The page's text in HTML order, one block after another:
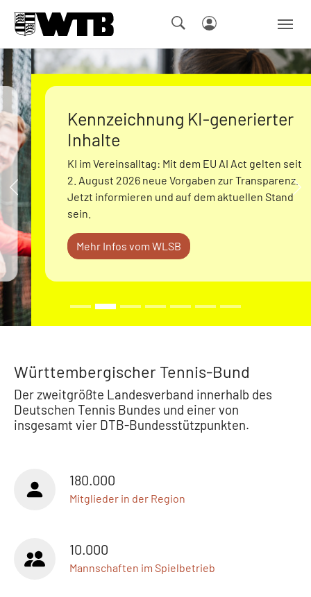
Kennzeichnung KI-generierter
Inhalte
KI im Vereinsalltag: Mit dem EU AI Act gelten seit
2. August 2026 neue Vorgaben zur Transparenz.
Jetzt informieren und auf dem aktuellen Stand
Mehr Infos vom WLSB
Zurück
Württembergischer Tennis-Bund
Der zweitgrößte Landesverband innerhalb des
Deutschen Tennis Bundes und einer von
insgesamt vier DTB-Bundesstützpunkten.
180.000
Mitglieder in der Region
10.000
Mannschaften im Spielbetrieb